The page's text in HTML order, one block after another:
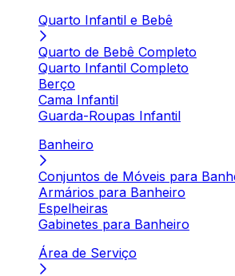
Quarto Infantil e Bebê
Quarto de Bebê Completo
Quarto Infantil Completo
Berço
Cama Infantil
Guarda-Roupas Infantil
Banheiro
Conjuntos de Móveis para
Armários para Banheiro
Espelheiras
Gabinetes para Banheiro
Área de Serviço